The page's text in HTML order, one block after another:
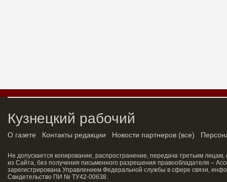
Кузнецкий рабочий
О газете Контакты редакции Новости партнеров (все)
Не допускается копирование, распространение, передача третьим
из Сайта, без получения письменного разрешения правообладателя –
зарегистрирована Управлением Федеральной службы в сфере связи,
Свидетельство ПИ № ТУ42-00638.